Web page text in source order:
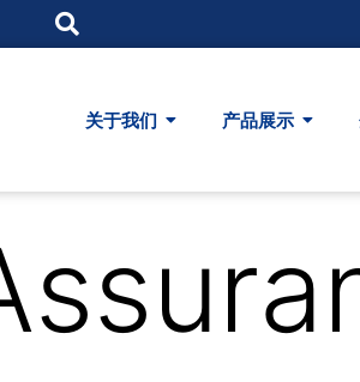
关于我们 产品展示